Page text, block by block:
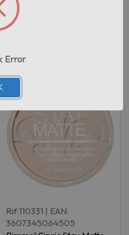
Rif:110331 | EAN:
3607345064505
Error